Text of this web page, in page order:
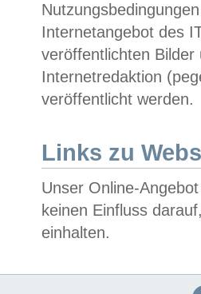
Internetangebot des
veröffentlichten
Internetredaktion
veröffentlicht werden.
Links zu
Unser Online-
keinen Einfluss
einhalten.